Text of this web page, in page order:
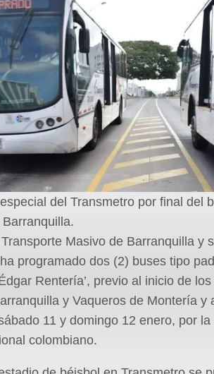
3299
del Transmetro por final del
Masivo de Barranquilla y
programado dos (2) buses tipo
Rentería’, previo al inicio de
y Vaqueros de Montería y
11 y domingo 12 enero, por la
colombiano.